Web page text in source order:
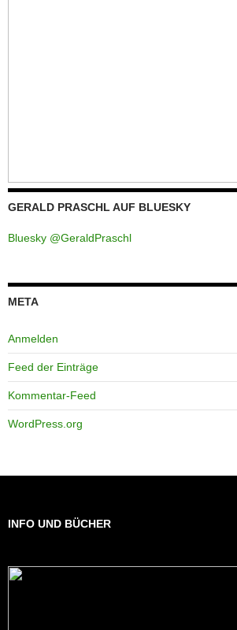
GERALD PRASCHL AUF BLUESKY
Bluesky @GeraldPraschl
META
Anmelden
Feed der Einträge
Kommentar-Feed
WordPress.org
INFO UND BÜCHER